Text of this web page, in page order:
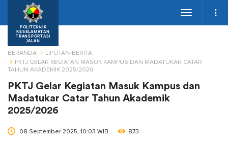
POLITEKNIK
KESELAMATAN
TRANSPORTASI
JALAN
Toggle
BERANDA
LIPUTAN/BERITA
PKTJ GELAR KEGIATAN MASUK KAMPUS DAN MADATUKAR CATAR
TAHUN AKADEMIK 2025/2026
PKTJ Gelar Kegiatan Masuk Kampus dan
Madatukar Catar Tahun Akademik
2025/2026
08 September 2025, 10:03 WIB 873